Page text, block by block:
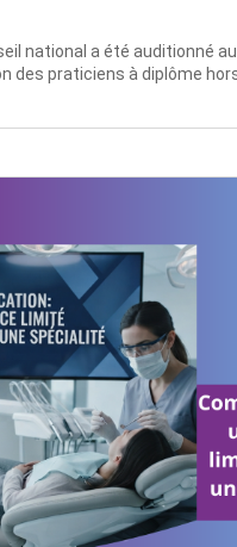
national a été auditionné
des praticiens à diplôme